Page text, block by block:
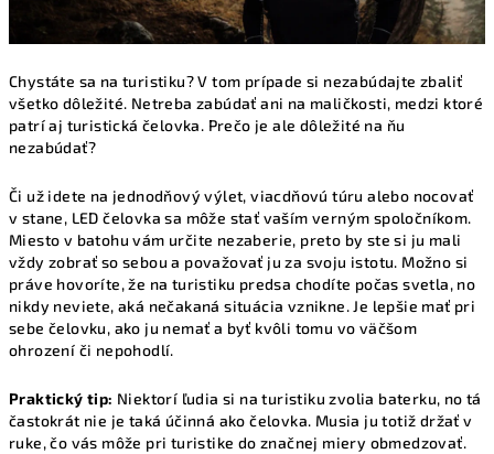
Chystáte sa na turistiku? V tom prípade si nezabúdajte zbaliť
všetko dôležité. Netreba zabúdať ani na maličkosti, medzi ktoré
patrí aj turistická čelovka. Prečo je ale dôležité na ňu
nezabúdať?
Či už idete na jednodňový výlet, viacdňovú túru alebo nocovať
v stane, LED čelovka sa môže stať vaším verným spoločníkom.
Miesto v batohu vám určite nezaberie, preto by ste si ju mali
vždy zobrať so sebou a považovať ju za svoju istotu. Možno si
práve hovoríte, že na turistiku predsa chodíte počas svetla, no
nikdy neviete, aká nečakaná situácia vznikne. Je lepšie mať pri
sebe čelovku, ako ju nemať a byť kvôli tomu vo väčšom
ohrození či nepohodlí.
Praktický tip: Niektorí ľudia si na turistiku zvolia baterku, no tá
častokrát nie je taká účinná ako čelovka. Musia ju totiž držať v
ruke, čo vás môže pri turistike do značnej miery obmedzovať.